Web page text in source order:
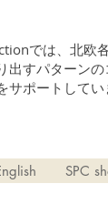
では、北欧
出すパターン
ポートしてい
SPC